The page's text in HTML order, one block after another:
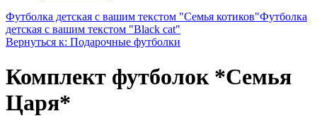
Футболка детская с вашим текстом "Семья котиков"Футболка
детская с вашим текстом "Black cat"
Вернуться к: Подарочные футболки
Комплект футболок *Семья
Царя*